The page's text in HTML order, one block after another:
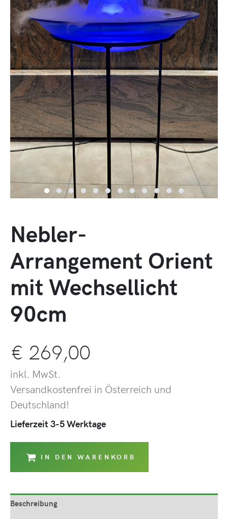
Nebler-
Arrangement Orient
mit Wechsellicht
90cm
€ 269,00
inkl. MwSt.
Versandkostenfrei in Österreich und
Deutschland!
Lieferzeit 3-5 Werktage
IN DEN WARENKORB
Beschreibung